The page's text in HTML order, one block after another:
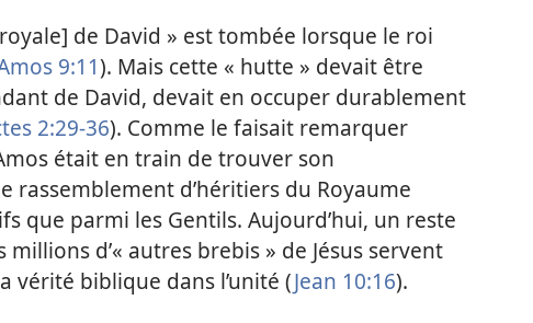
de David » est tombée lorsque le roi
9:11). Mais cette « hutte » devait être
de David, devait en occuper durablement
2:29-36). Comme le faisait remarquer
était en train de trouver son
rassemblement d’héritiers du Royaume
que parmi les Gentils. Aujourd’hui, un reste
d’« autres brebis » de Jésus servent
vérité biblique dans l’unité (Jean 10:16).